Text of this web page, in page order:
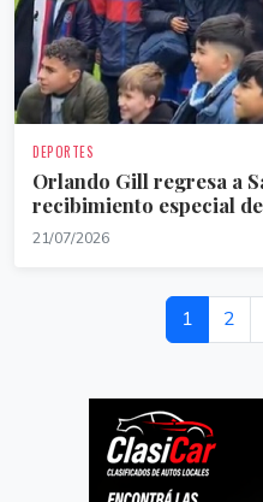
DEPORTES
Orlando Gill regresa a
recibimiento especial
21/07/2026
1 2